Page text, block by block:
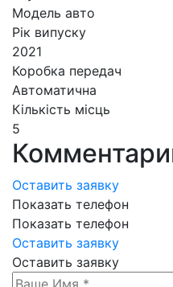
Модель авто
Рік випуску
2021
Коробка передач
Автоматична
Кількість місць
5
Оставить заявку
Показать телефон
Показать телефон
Оставить заявку
Оставить заявку